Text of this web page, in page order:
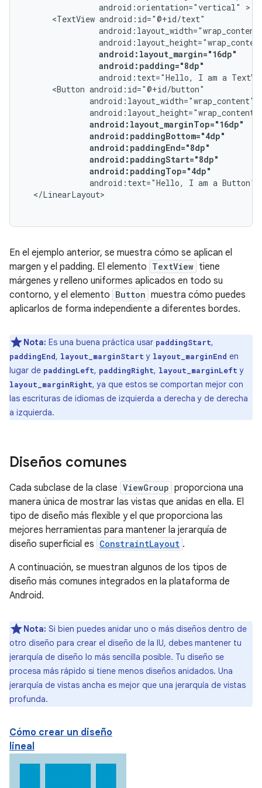
android:orientation="vertical"
<TextView
android:padding="8dp"
android:text="Hello,
I am a
<Button
android:paddingTop="4dp"
android:text="Hello,
I am a Button"
En el ejemplo anterior, se muestra cómo se aplican el
margen y el padding. El elemento TextView tiene
márgenes y relleno uniformes aplicados en todo su
contorno, y el elemento Button muestra cómo puedes
aplicarlos de forma independiente a diferentes bordes.
Nota: Es una buena práctica usar paddingStart,
paddingEnd, layout_marginStarty layout_marginEnd en
lugar de paddingLeft, paddingRight, layout_marginLefty
layout_marginRight, ya que estos se comportan mejor con
las escrituras de idiomas de izquierda a derecha y de derecha
a izquierda.
Diseños comunes
Cada subclase de la clase ViewGroup proporciona una
manera única de mostrar las vistas que anidas en ella. El
tipo de diseño más flexible y el que proporciona las
mejores herramientas para mantener la jerarquía de
diseño superficial es ConstraintLayout .
A continuación, se muestran algunos de los tipos de
diseño más comunes integrados en la plataforma de
Android.
Nota: Si bien puedes anidar uno o más diseños dentro de
otro diseño para crear el diseño de la IU, debes mantener tu
jerarquía de diseño lo más sencilla posible. Tu diseño se
procesa más rápido si tiene menos diseños anidados. Una
jerarquía de vistas ancha es mejor que una jerarquía de vistas
profunda.
Cómo crear un diseño
lineal